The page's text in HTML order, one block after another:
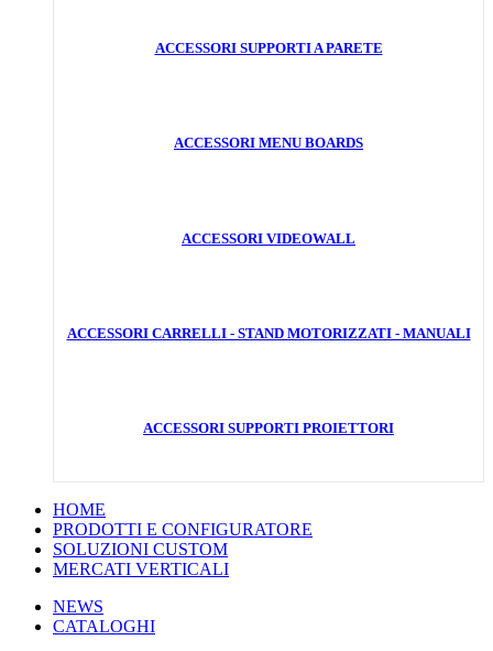
ACCESSORI SUPPORTI A PARETE
ACCESSORI MENU BOARDS
ACCESSORI VIDEOWALL
ACCESSORI CARRELLI - STAND MOTORIZZATI - MANUALI
ACCESSORI SUPPORTI PROIETTORI
HOME
PRODOTTI E CONFIGURATORE
SOLUZIONI CUSTOM
MERCATI VERTICALI
NEWS
CATALOGHI